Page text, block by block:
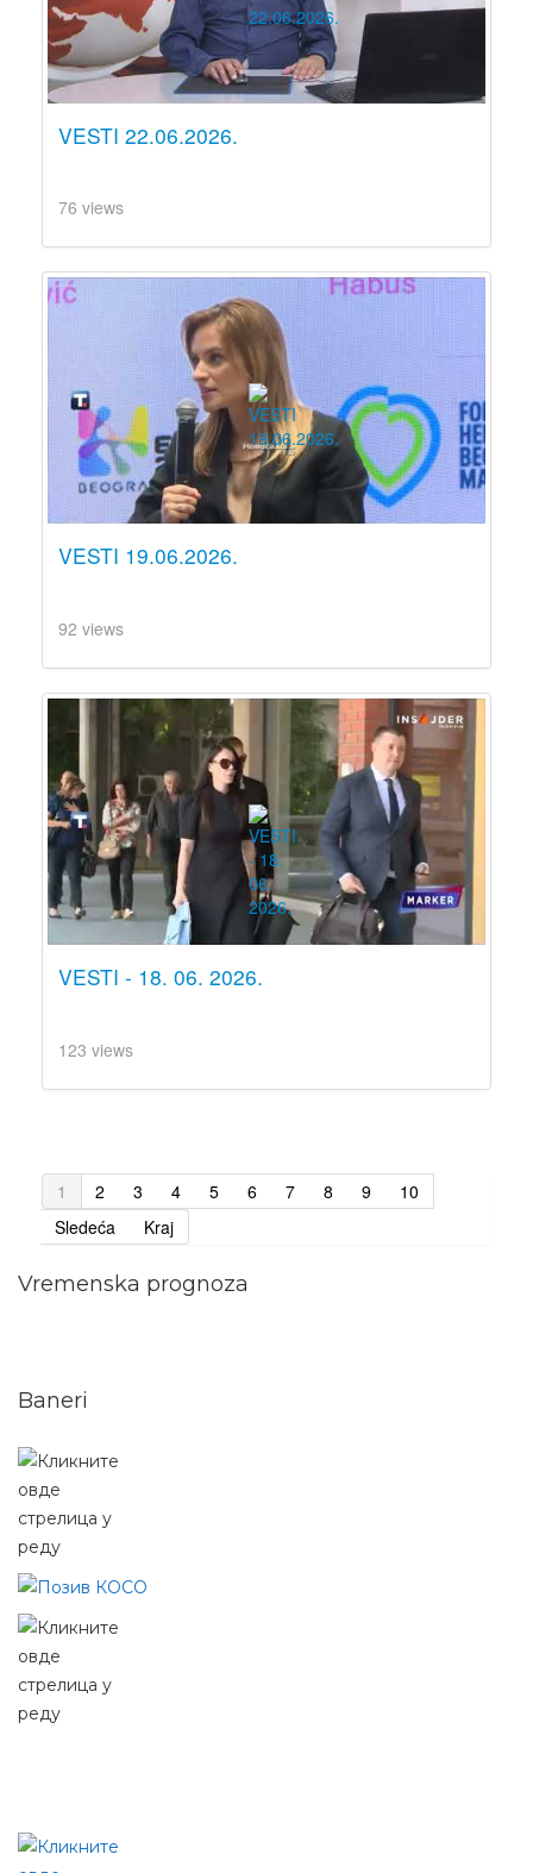
VESTI 22.06.2026.
76 views
VESTI 19.06.2026.
92 views
VESTI - 18. 06. 2026.
123 views
1 2 3 4 5 6 7 8 9
10
Sledeća
Kraj
Vremenska prognoza
Baneri